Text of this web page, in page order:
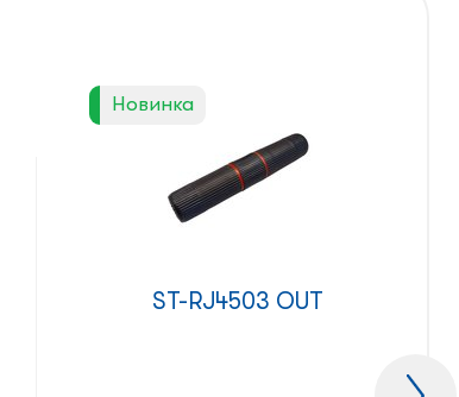
Новинка
ST-RJ4503 OUT